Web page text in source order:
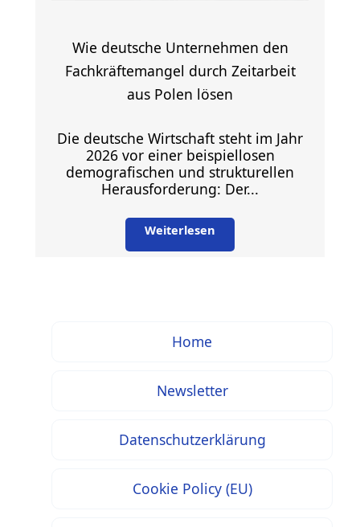
Wie deutsche Unternehmen den
Fachkräftemangel durch Zeitarbeit
aus Polen lösen
Die deutsche Wirtschaft steht im Jahr
2026 vor einer beispiellosen
demografischen und strukturellen
Herausforderung: Der...
Weiterlesen
Home
Newsletter
Datenschutzerklärung
Cookie Policy (EU)